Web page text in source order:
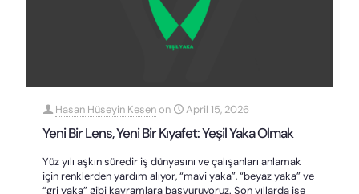
Hasan Hüseyin Kesenon April 15, 2026
Yeni Bir Lens, Yeni Bir Kıyafet: Yeşil Yaka Olmak
Yüz yılı aşkın süredir iş dünyasını ve çalışanları anlamak
için renklerden yardım alıyor, “mavi yaka”, “beyaz yaka” ve
“gri yaka” gibi kavramlara başvuruyoruz. Son yıllarda ise